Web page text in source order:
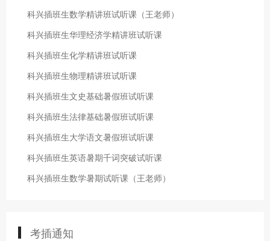
科兴插班生数学精讲班试听课（王老师）
科兴插班生华理经济学精讲班试听课
科兴插班生化学精讲班试听课
科兴插班生物理精讲班试听课
科兴插班生文史基础暑假班试听课
科兴插班生法律基础暑假班试听课
科兴插班生大学语文暑假班试听课
科兴插班生英语暑期千词突破试听课
科兴插班生数学暑期试听课（王老师）
考插通知